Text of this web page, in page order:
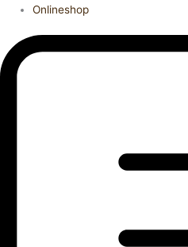
Onlineshop